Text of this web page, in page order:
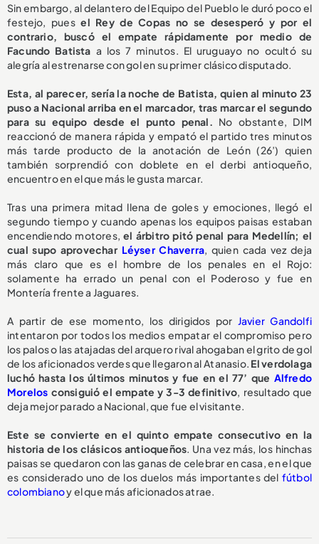
Sin embargo, al delantero del Equipo del Pueblo le duró poco el
festejo, puesel Rey de Copas no se desesperó y por el
contrario, buscó el empate rápidamente por medio de
Facundo Batista a los 7 minutos. El uruguayo no ocultó su
alegría al estrenarse con gol en su primer clásico disputado.
Esta, al parecer, sería la noche de Batista, quien al minuto 23
puso a Nacional arriba en el marcador, tras marcar el segundo
para su equipo desde el punto penal. No obstante, DIM
reaccionó de manera rápida y empató el partido tres minutos
más tarde producto de la anotación de León (26’) quien
también sorprendió con doblete en el derbi antioqueño,
encuentro en el que más le gusta marcar.
Tras una primera mitad llena de goles y emociones, llegó el
segundo tiempo y cuando apenas los equipos paisas estaban
encendiendo motores,el árbitro pitó penal para Medellín; el
cual supo aprovechar Léyser Chaverra, quien cada vez deja
más claro que es el hombre de los penales en el Rojo:
solamente ha errado un penal con el Poderoso y fue en
Montería frente a Jaguares.
A partir de ese momento, los dirigidos por Javier Gandolfi
intentaron por todos los medios empatar el compromiso pero
los palos o las atajadas del arquero rival ahogaban el grito de gol
de los aficionados verdes que llegaron al Atanasio. El verdolaga
luchó hasta los últimos minutos y fue en el 77’ que Alfredo
Morelos consiguió el empate y 3-3 definitivo, resultado que
deja mejor parado a Nacional, que fue el visitante.
Este se convierte en el quinto empate consecutivo en la
historia de los clásicos antioqueños. Una vez más, los hinchas
paisas se quedaron con las ganas de celebrar en casa, en el que
es considerado uno de los duelos más importantes del fútbol
colombianoy el que más aficionados atrae.